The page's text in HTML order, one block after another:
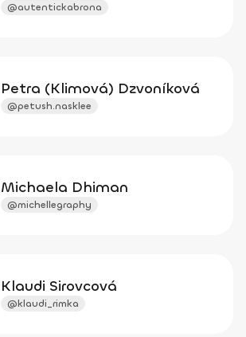
@autentickabrona
Petra (Klimová) Dzvoníková
@petush.nasklee
Michaela Dhiman
@michellegraphy
Klaudi Sirovcová
@klaudi_rimka